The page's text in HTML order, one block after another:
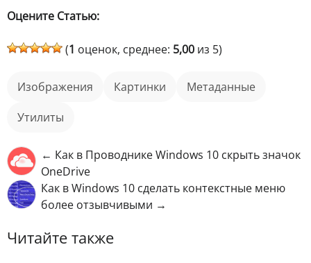
Оцените Статью:
(1 оценок, среднее: 5,00 из 5)
изображения картинки
метаданные
Утилиты
← Как в Проводнике Windows 10 скрыть значок
OneDrive
Как в Windows 10 сделать контекстные меню
более отзывчивыми →
Читайте также